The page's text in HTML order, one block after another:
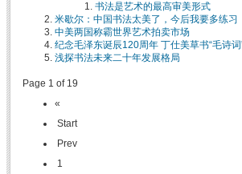
书法是艺术的最高审美形式
米歇尔：中国书法太美了，今后我要多练习
中美两国称霸世界艺术拍卖市场
纪念毛泽东诞辰120周年 丁仕美草书“毛诗
浅探书法未来二十年发展格局
Page 1 of 19
«
Start
Prev
1